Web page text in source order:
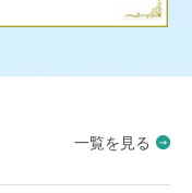
一覧を見る